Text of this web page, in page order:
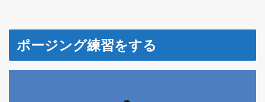
ポージング練習をする